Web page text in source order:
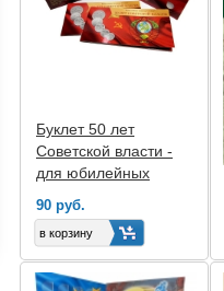
Буклет 50 лет
Советской власти -
для юбилейных
монет СССР
90 руб.